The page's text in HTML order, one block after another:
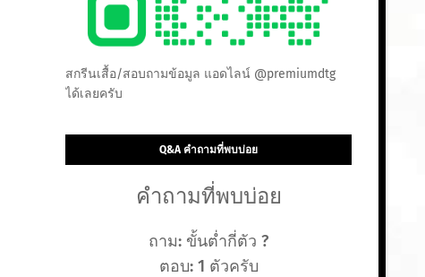
สกรีนเสื้อ/สอบถามข้อมูล แอดไลน์ @premiumdtg
ได้เลยครับ
Q&A คำถามที่พบบ่อย
คำถามที่พบบ่อย
ถาม: ขั้นต่ำกี่ตัว ?
ตอบ: 1 ตัวครับ